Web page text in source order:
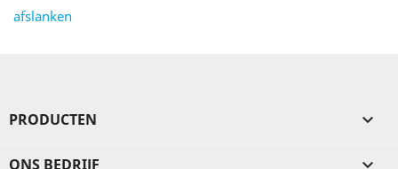
afslanken
PRODUCTEN 
ONS BEDRIJF